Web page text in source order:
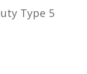
Type 5